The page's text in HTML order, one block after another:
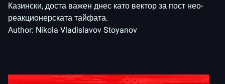
Казински, доста важен днес като вектор за пост нео-
реакционерската тайфата.
Author: Nikola Vladislavov Stoyanov